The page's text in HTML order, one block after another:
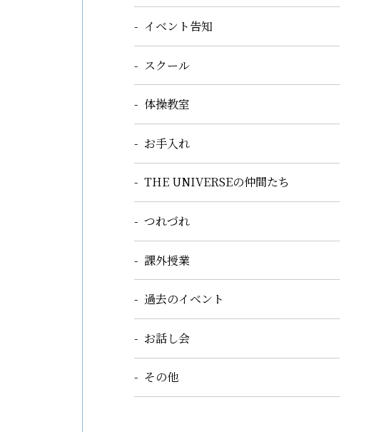
イベント告知
スクール
体操教室
お手入れ
THE UNIVERSEの仲間たち
つれづれ
課外授業
過去のイベント
お話し会
その他